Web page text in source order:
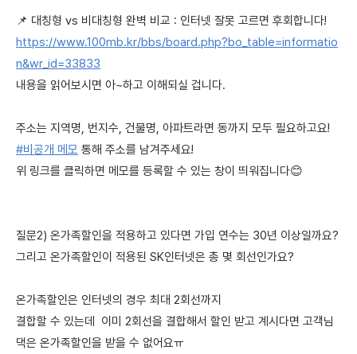
📌 대칭형 vs 비대칭형 완벽 비교 : 인터넷 잘못 고르면 후회합니다!
https://www.100mb.kr/bbs/board.php?bo_table=informatio
n&wr_id=33833
내용을 읽어보시면 아~하고 이해되실 겁니다.
주소는 지역명, 번지수, 건물명, 아파트라면 동까지 모두 필요하고요!
#비공개 메모 통해 주소를 남겨주세요!
위 링크를 클릭하면 메모를 등록할 수 있는 창이 띄워집니다😊
질문2) 온가족할인을 적용하고 있다면 가입 연수는 30년 이상일까요?
그리고 온가족할인이 적용된 SK인터넷은 총 몇 회선인가요?
온가족할인은 인터넷의 경우 최대 2회선까지
결합할 수 있는데 이미 2회선을 결합해서 할인 받고 계시다면 고객님
댁은 온가족할인을 받을 수 없어요ㅠ